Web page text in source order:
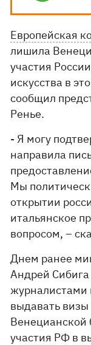
Европейская
лишила
участия
искусства в
сообщил
Ренье.
- Я могу
направила
Мы
открытии
итальянское
вопросом, –
Днем ранее
Андрей Сибига
журналистами
выдавать
Венецианской
участия РФ в